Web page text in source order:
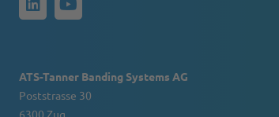
ATS-Tanner Banding Systems AG
Poststrasse 30
6300 Zug